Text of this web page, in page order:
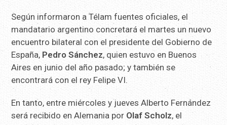
Según informaron a Télam fuentes oficiales, el
mandatario argentino concretará el martes un nuevo
encuentro bilateral con el presidente del Gobierno de
España, Pedro Sánchez, quien estuvo en Buenos
Aires en junio del año pasado; y también se
encontrará con el rey Felipe VI.
En tanto, entre miércoles y jueves Alberto Fernández
será recibido en Alemania por Olaf Scholz, el